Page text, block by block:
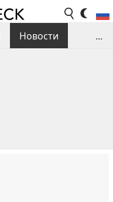
Новости
...